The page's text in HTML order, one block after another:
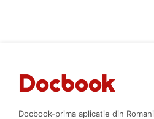
Docbook-prima aplicatie din